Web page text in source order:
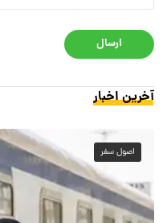
ارسال
آخرین اخبار
اصول سفر